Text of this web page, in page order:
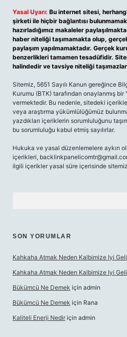
Yasal Uyarı: Bu internet sitesi,
şirketi ile hiçbir bağlantısı
hazırladığımız makaleler
haber niteliği taşımamakta olup,
paylaşım yapılmamaktadır. Gerçek
benzerlikleri tamamen tesadüfidir.
halindedir ve tavsiye niteliği
Sitemiz, 5651 Sayılı Kanun gereğince
Kurumu (BTK) tarafından onaylanmış bir
vermektedir. Bu nedenle, sitedeki
veya araştırma yükümlülüğümüz
yazdıkları içeriklerin sorumluluğunu
bu sorumluluğu kabul etmiş sayılırlar.
Hukuka ve yasal düzenlemelere aykırı
içerikleri,
ilgili içerikler yasal süre içerisinde
SON YORUMLAR
Kahkaha Atmak Neden Kalbimize Iyi
Kahkaha Atmak Neden Kalbimize Iyi
Bükümcü Ne Demek için admin
Bükümcü Ne Demek için Rana
Kaliteli Enerji Nedir için admin